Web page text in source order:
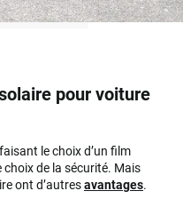
pour voiture
le choix d’un film
de la sécurité. Mais
ont d’autresavantages.